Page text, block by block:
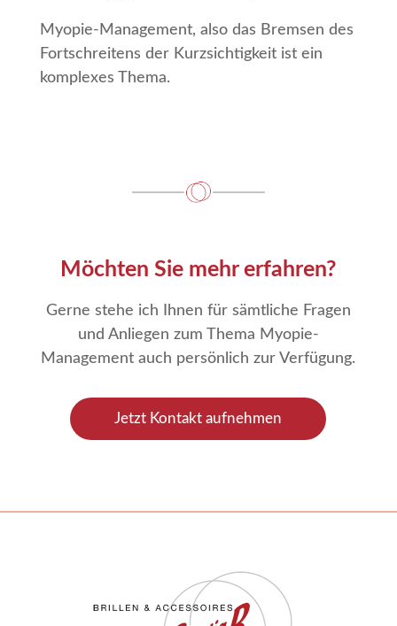
Myopie-Management, also das Bremsen des
Fortschreitens der Kurzsichtigkeit ist ein
komplexes Thema.
Möchten Sie mehr erfahren?
Gerne stehe ich Ihnen für sämtliche Fragen
und Anliegen zum Thema Myopie-
Management auch persönlich zur Verfügung.
Jetzt Kontakt aufnehmen